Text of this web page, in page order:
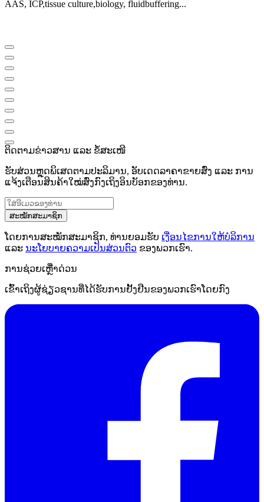
AAS, ICP,tissue culture,biology, fluidbuffering...
ຕິດຕາມຂ່າວສານ ແລະ ຂໍ້ສະເໜີ
ຮັບສ່ວນຫຼຸດພິເສດຕາມປະລິມານ, ອັບເດດລາຄາຂາຍສົ່ງ ແລະ ການ
ແຈ້ງເຕືອນສິນຄ້າໃໝ່ສົ່ງກົງເຖິງອິນບັອກຂອງທ່ານ.
ສະໝັກສະມາຊິກ
ໂດຍການສະໝັກສະມາຊິກ, ທ່ານຍອມຮັບ ເງື່ອນໄຂການໃຫ້ບໍລິການ
ແລະ ນະໂຍບາຍຄວາມເປັນສ່ວນຕົວ ຂອງພວກເຮົາ.
ການຊ່ວຍເຫຼືໍາດ່ວນ
ເຂົ້າເຖິງຜູ້ຊ່ຽວຊານທີ່ໄດ້ຮັບການຢັ້ງຢືນຂອງພວກເຮົາໂດຍກົງ